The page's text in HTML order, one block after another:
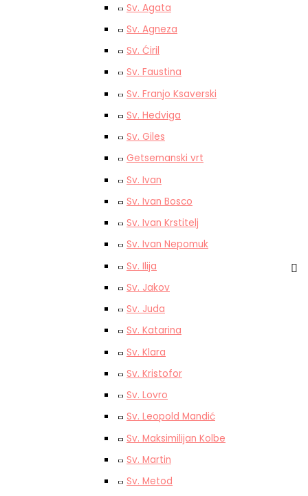
Sv. Agata
Sv. Agneza
Sv. Ćiril
Sv. Faustina
Sv. Franjo Ksaverski
Sv. Hedviga
Sv. Giles
Getsemanski vrt
Sv. Ivan
Sv. Ivan Bosco
Sv. Ivan Krstitelj
Sv. Ivan Nepomuk
Sv. Ilija
Sv. Jakov
Sv. Juda
Sv. Katarina
Sv. Klara
Sv. Kristofor
Sv. Lovro
Sv. Leopold Mandić
Sv. Maksimilijan Kolbe
Sv. Martin
Sv. Metod